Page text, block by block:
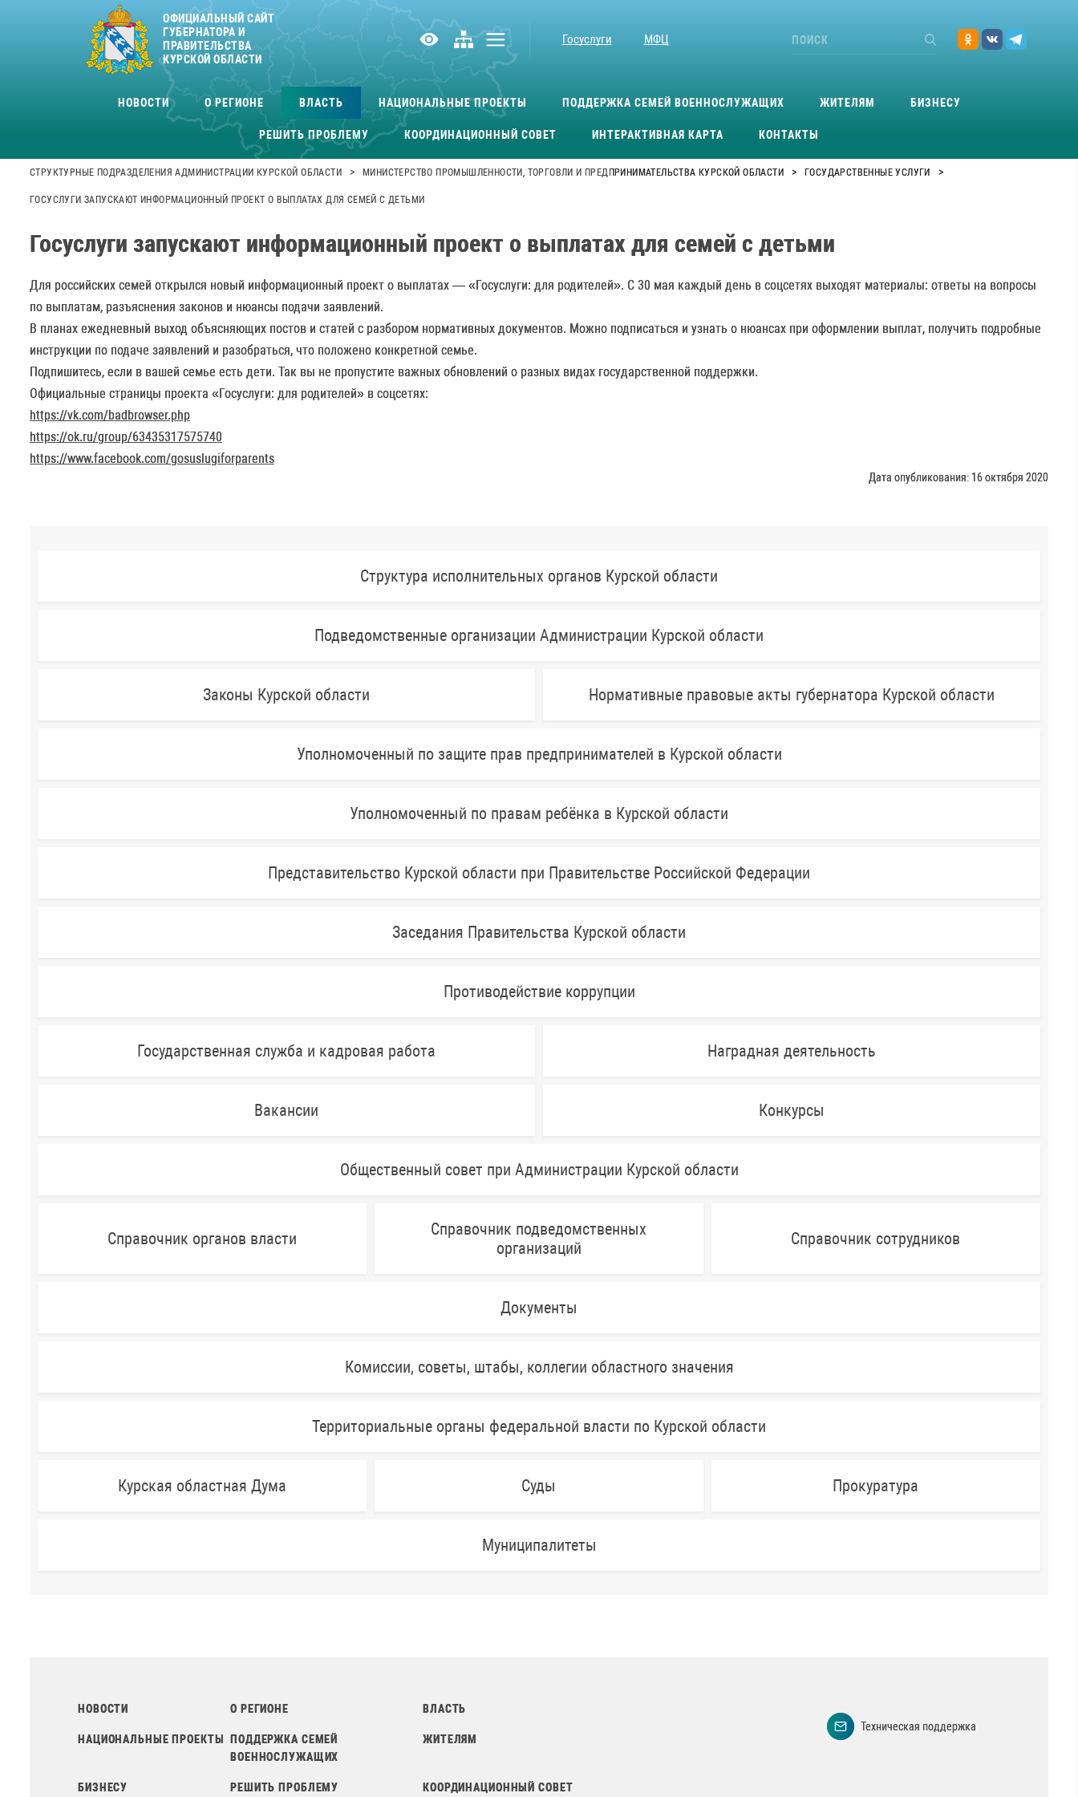
ОФИЦИАЛЬНЫЙ САЙТ
ГУБЕРНАТОРА И
ПРАВИТЕЛЬСТВА
КУРСКОЙ ОБЛАСТИ
Госуслуги МФЦ
НОВОСТИ О РЕГИОНЕ ВЛАСТЬ НАЦИОНАЛЬНЫЕ ПРОЕКТЫ ПОДДЕРЖКА СЕМЕЙ ВОЕННОСЛУЖАЩИХ ЖИТЕЛЯМ БИЗНЕСУ
РЕШИТЬ ПРОБЛЕМУ КООРДИНАЦИОННЫЙ СОВЕТ ИНТЕРАКТИВНАЯ КАРТА КОНТАКТЫ
СТРУКТУРНЫЕ ПОДРАЗДЕЛЕНИЯ АДМИНИСТРАЦИИ КУРСКОЙ ОБЛАСТИ > МИНИСТЕРСТВО ПРОМЫШЛЕННОСТИ, ТОРГОВЛИ И ПРЕДПРИНИМАТЕЛЬСТВА КУРСКОЙ ОБЛАСТИ > ГОСУДАРСТВЕННЫЕ УСЛУГИ >
ГОСУСЛУГИ ЗАПУСКАЮТ ИНФОРМАЦИОННЫЙ ПРОЕКТ О ВЫПЛАТАХ ДЛЯ СЕМЕЙ С ДЕТЬМИ
Госуслуги запускают информационный проект о выплатах для семей с детьми
Для российских семей открылся новый информационный проект о выплатах — «Госуслуги: для родителей». С 30 мая каждый день в соцсетях выходят материалы: ответы на вопросы
по выплатам, разъяснения законов и нюансы подачи заявлений.
В планах ежедневный выход объясняющих постов и статей с разбором нормативных документов. Можно подписаться и узнать о нюансах при оформлении выплат, получить подробные
инструкции по подаче заявлений и разобраться, что положено конкретной семье.
Подпишитесь, если в вашей семье есть дети. Так вы не пропустите важных обновлений о разных видах государственной поддержки.
Официальные страницы проекта «Госуслуги: для родителей» в соцсетях:
https://vk.com/badbrowser.php
https://ok.ru/group/63435317575740
https://www.facebook.com/gosuslugiforparents
Дата опубликования: 16 октября 2020
Структура исполнительных органов Курской области
Подведомственные организации Администрации Курской области
Законы Курской области Нормативные правовые акты губернатора Курской области
Уполномоченный по защите прав предпринимателей в Курской области
Уполномоченный по правам ребёнка в Курской области
Представительство Курской области при Правительстве Российской Федерации
Заседания Правительства Курской области
Противодействие коррупции
Государственная служба и кадровая работа Наградная деятельность
Вакансии Конкурсы
Общественный совет при Администрации Курской области
Справочник органов власти
Справочник подведомственных
организаций
Справочник сотрудников
Документы
Комиссии, советы, штабы, коллегии областного значения
Территориальные органы федеральной власти по Курской области
Курская областная Дума Суды Прокуратура
Муниципалитеты
НОВОСТИ О РЕГИОНЕ ВЛАСТЬ
НАЦИОНАЛЬНЫЕ ПРОЕКТЫ
ПОДДЕРЖКА СЕМЕЙ
ВОЕННОСЛУЖАЩИХ
ЖИТЕЛЯМ
БИЗНЕСУ РЕШИТЬ ПРОБЛЕМУ КООРДИНАЦИОННЫЙ СОВЕТ
Техническая поддержка